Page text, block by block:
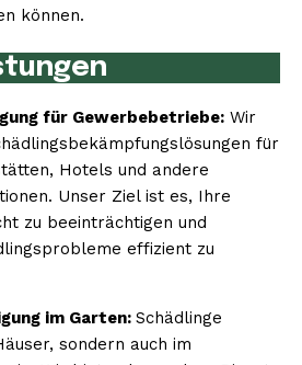
können.
für Gewerbebetriebe: Wir
für
Hotels und andere
Unser Ziel ist es, Ihre
zu beeinträchtigen und
effizient zu
im Garten: Schädlinge
sondern auch im